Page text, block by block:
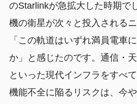
のStarlinkが急拡大した時期で
機の衛星が次々と投入されるニ
「この軌道はいずれ満員電車
か」と感じたのです。通信・
といった現代インフラをすべ
機能不全に陥るリスクは、今